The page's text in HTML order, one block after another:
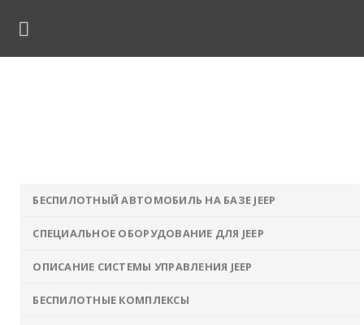
БЕСПИЛОТНЫЙ АВТОМОБИЛЬ НА БАЗЕ JEEP
СПЕЦИАЛЬНОЕ ОБОРУДОВАНИЕ ДЛЯ JEEP
ОПИСАНИЕ СИСТЕМЫ УПРАВЛЕНИЯ JEEP
БЕСПИЛОТНЫЕ КОМПЛЕКСЫ